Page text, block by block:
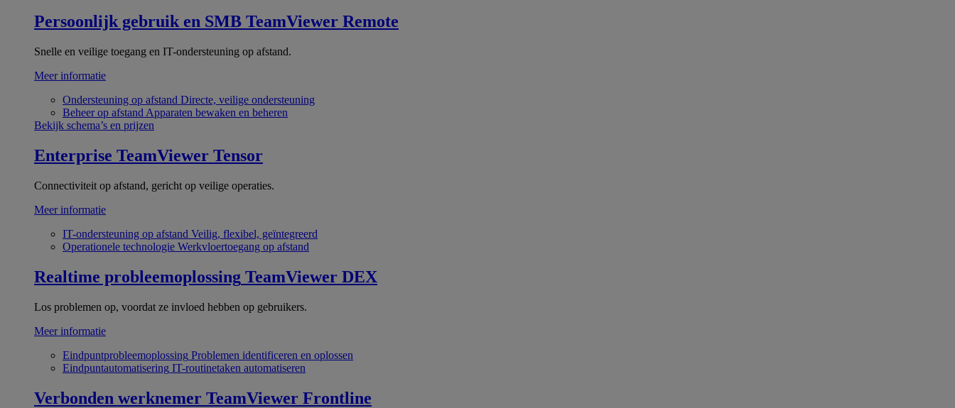
Persoonlijk gebruik en SMB TeamViewer Remote
Snelle en veilige toegang en IT-ondersteuning op afstand.
Meer informatie
Ondersteuning op afstand Directe, veilige ondersteuning
Beheer op afstand Apparaten bewaken en beheren
Bekijk schema’s en prijzen
Enterprise TeamViewer Tensor
Connectiviteit op afstand, gericht op veilige operaties.
Meer informatie
IT-ondersteuning op afstand Veilig, flexibel, geïntegreerd
Operationele technologie Werkvloertoegang op afstand
Realtime probleemoplossing TeamViewer DEX
Los problemen op, voordat ze invloed hebben op gebruikers.
Meer informatie
Eindpuntprobleemoplossing Problemen identificeren en oplossen
Eindpuntautomatisering IT-routinetaken automatiseren
Verbonden werknemer TeamViewer Frontline